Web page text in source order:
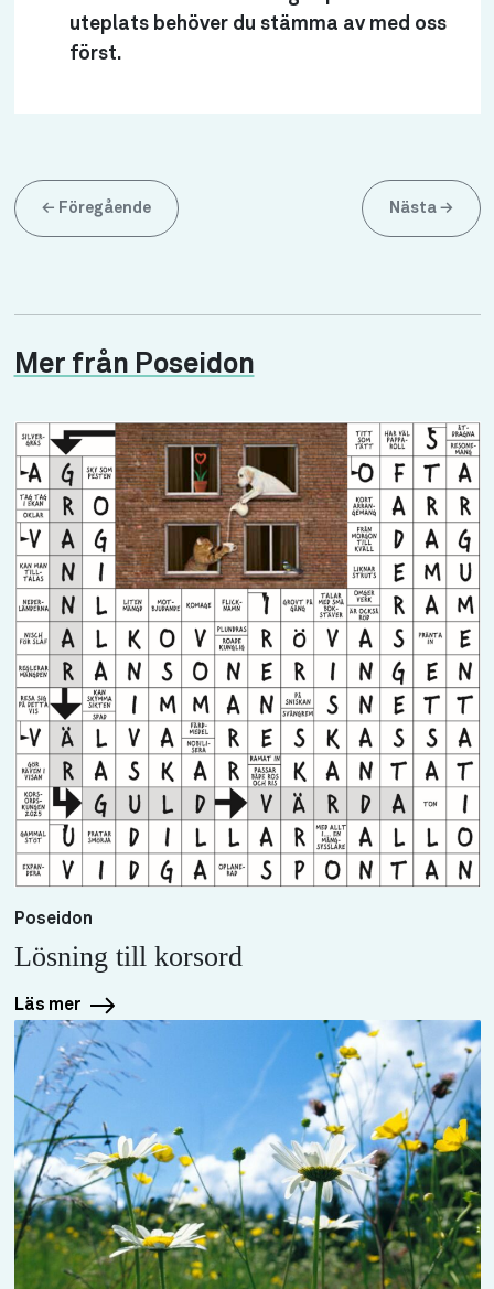
uteplats behöver du stämma av med oss
först.
← Föregående Nästa →
Mer från Poseidon
Poseidon
Lösning till korsord
Läs mer